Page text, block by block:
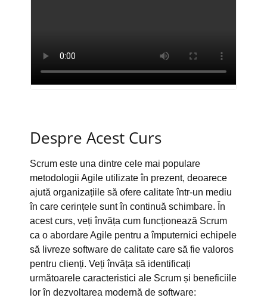
Despre Acest Curs
Scrum este una dintre cele mai populare
metodologii Agile utilizate în prezent, deoarece
ajută organizațiile să ofere calitate într-un mediu
în care cerințele sunt în continuă schimbare. În
acest curs, veți învăța cum funcționează Scrum
ca o abordare Agile pentru a împuternici echipele
să livreze software de calitate care să fie valoros
pentru clienți. Veți învăța să identificați
următoarele caracteristici ale Scrum și beneficiile
lor în dezvoltarea modernă de software: